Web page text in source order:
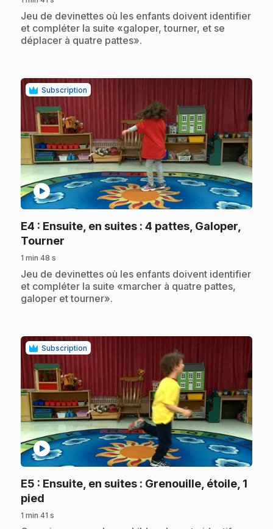
.Jeu de devinettes où les enfants doivent identifier
et compléter la suite «galoper, tourner, et se
déplacer à quatre pattes».
Subscription
play_circle
E4 : Ensuite, en suites : 4 pattes, Galoper,
Tourner
1 min 48 s
.Jeu de devinettes où les enfants doivent identifier
et compléter la suite «marcher à quatre pattes,
galoper et tourner».
Subscription
play_circle
E5 : Ensuite, en suites : Grenouille, étoile, 1
pied
1 min 41 s